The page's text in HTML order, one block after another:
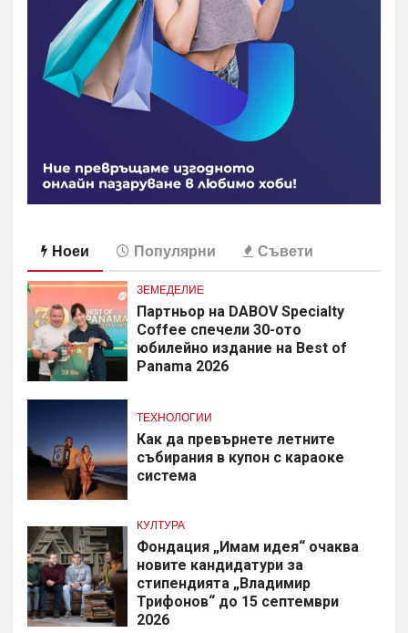
Ноеи Популярни Съвети
ЗЕМЕДЕЛИЕ
Партньор на DABOV Specialty
Coffee спечели 30-ото
юбилейно издание на Best of
Panama 2026
ТЕХНОЛОГИИ
Как да превърнете летните
събирания в купон с караоке
система
КУЛТУРА
Фондация „Имам идея“ очаква
новите кандидатури за
стипендията „Владимир
Трифонов“ до 15 септември
2026